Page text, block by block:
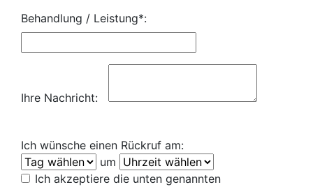
Behandlung / Leistung*:
Ihre Nachricht:
Ich wünsche einen Rückruf am:
um
Ich akzeptiere die unten genannten